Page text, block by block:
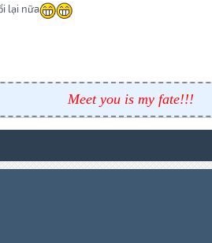
lại nữa
Meet you is my fate!!!